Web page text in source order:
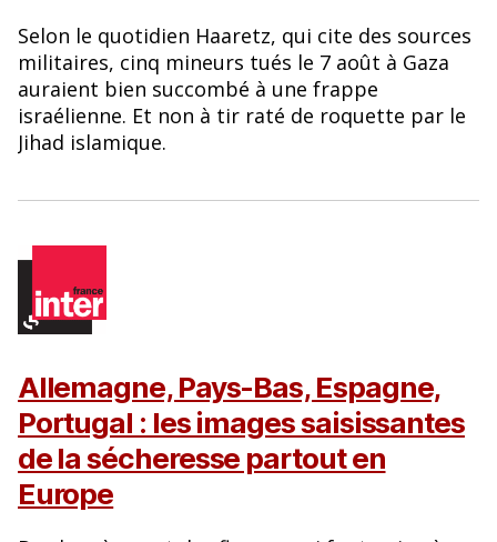
Selon le quotidien Haaretz, qui cite des sources
militaires, cinq mineurs tués le 7 août à Gaza
auraient bien succombé à une frappe
israélienne. Et non à tir raté de roquette par le
Jihad islamique.
Allemagne, Pays-Bas, Espagne,
Portugal : les images saisissantes
de la sécheresse partout en
Europe